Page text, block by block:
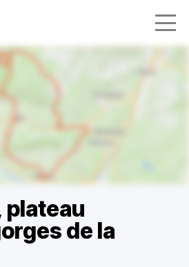
plateau
de la